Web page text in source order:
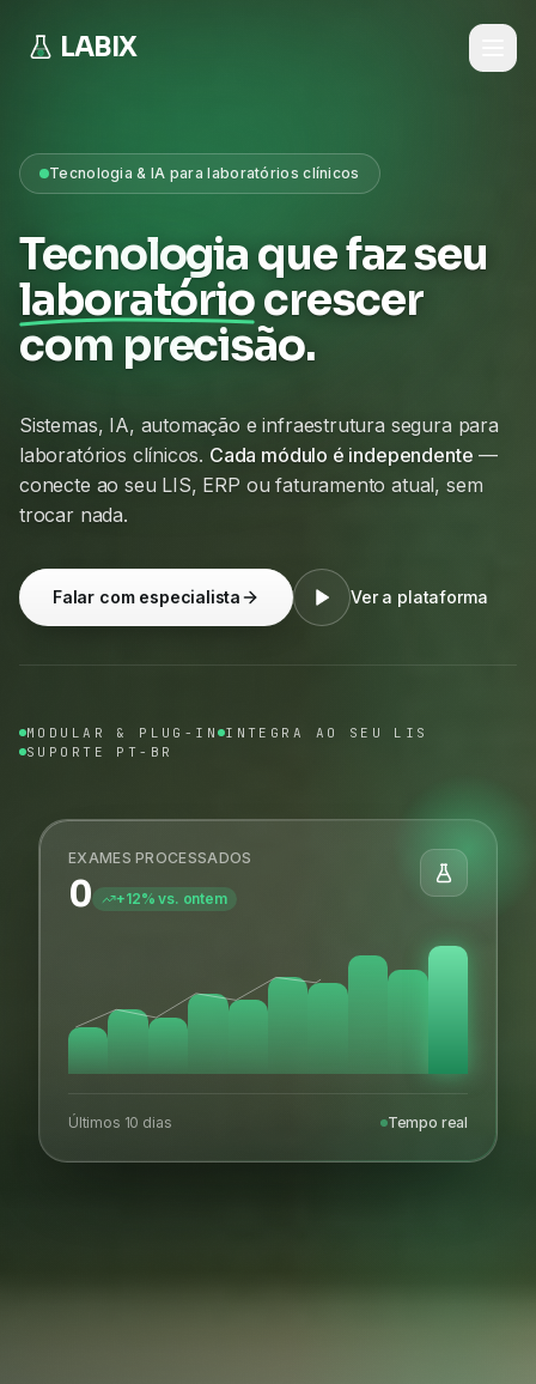
LABIX
Tecnologia & IA para laboratórios clínicos
Tecnologia que faz seu
laboratóriocrescer
com precisão.
Sistemas, IA, automação e infraestrutura segura para
laboratórios clínicos. Cada módulo é independente —
conecte ao seu LIS, ERP ou faturamento atual, sem
trocar nada.
Falar com especialista Ver a plataforma
MODULAR & PLUG-IN INTEGRA AO SEU LIS
SUPORTE PT-BR
EXAMES PROCESSADOS
0 +12% vs. ontem
Últimos 10 dias Tempo real